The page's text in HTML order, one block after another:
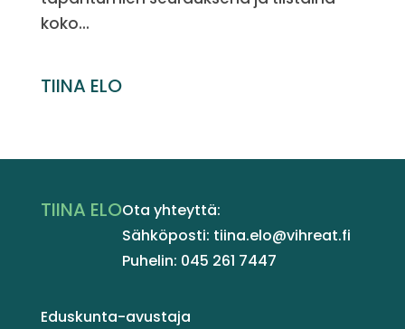
koko...
TIINA ELO
TIINA ELOOta yhteyttä:
Sähköposti: tiina.elo@vihreat.fi
Puhelin: 045 261 7447
Eduskunta-avustaja